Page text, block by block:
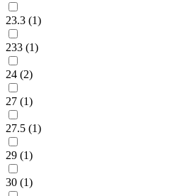
23.3 (1)
233 (1)
24 (2)
27 (1)
27.5 (1)
29 (1)
30 (1)